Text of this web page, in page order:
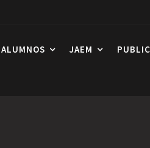
ALUMNOS JAEM